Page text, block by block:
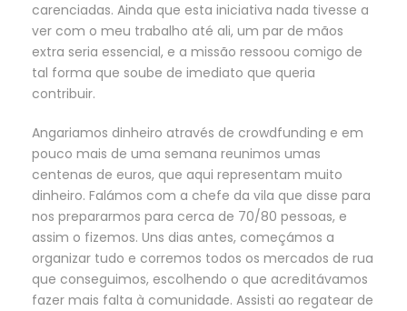
carenciadas. Ainda que esta iniciativa nada tivesse a
ver com o meu trabalho até ali, um par de mãos
extra seria essencial, e a missão ressoou comigo de
tal forma que soube de imediato que queria
contribuir.
Angariamos dinheiro através de crowdfunding e em
pouco mais de uma semana reunimos umas
centenas de euros, que aqui representam muito
dinheiro. Falámos com a chefe da vila que disse para
nos prepararmos para cerca de 70/80 pessoas, e
assim o fizemos. Uns dias antes, começámos a
organizar tudo e corremos todos os mercados de rua
que conseguimos, escolhendo o que acreditávamos
fazer mais falta à comunidade. Assisti ao regatear de